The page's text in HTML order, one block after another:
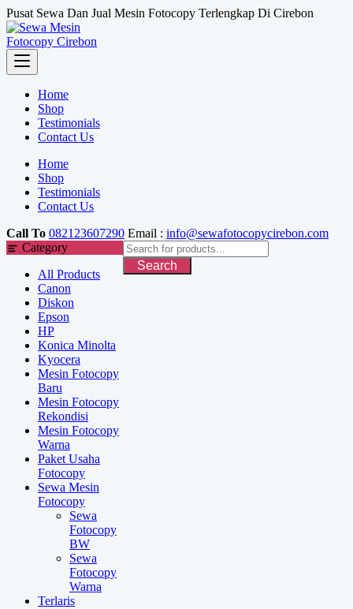
Skip
to
content
Pusat Sewa Dan Jual Mesin Fotocopy Terlengkap Di Cirebon
Home
Shop
Testimonials
Contact Us
Home
Shop
Testimonials
Contact Us
Call To 082123607290 Email : info@sewafotocopycirebon.com
Category
All Products
Canon
Diskon
Epson
HP
Konica Minolta
Kyocera
Mesin Fotocopy
Baru
Mesin Fotocopy
Rekondisi
Mesin Fotocopy
Warna
Paket Usaha
Fotocopy
Sewa Mesin
Fotocopy
Sewa
Fotocopy
BW
Sewa
Fotocopy
Warna
Terlaris
Search